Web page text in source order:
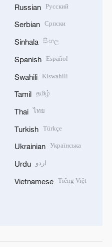
Russian Русский
Serbian Српски
Sinhala සිංහල
Spanish Español
Swahili Kiswahili
Tamil தமிழ்
Thai ไทย
Turkish Türkçe
Ukrainian Українська
Urdu اردو
Vietnamese Tiếng Việt